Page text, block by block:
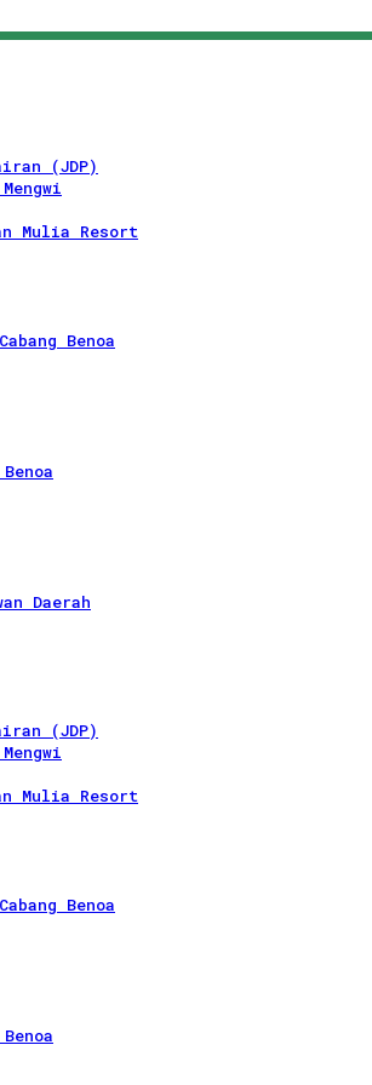
(JDP)
Mulia Resort
Benoa
Daerah
(JDP)
Mulia Resort
Benoa